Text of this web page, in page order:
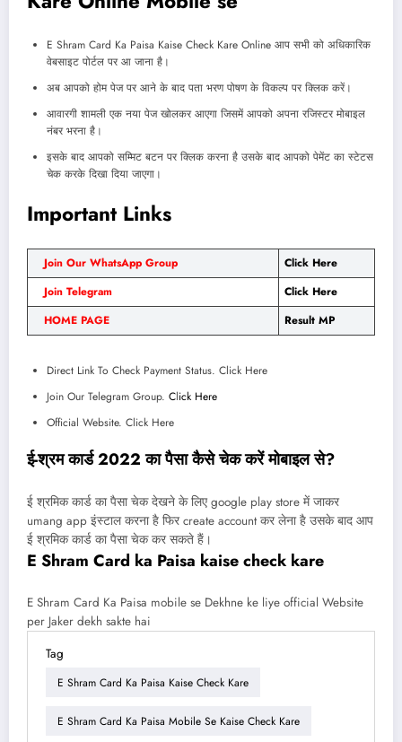
E Shram Card Ka Paisa Kaise Check Kare Online आप सभी को अधिकारिक
वेबसाइट पोर्टल पर आ जाना है।
अब आपको होम पेज पर आने के बाद पता भरण पोषण के विकल्प पर क्लिक करें।
आवारगी शामली एक नया पेज खोलकर आएगा जिसमें आपको अपना रजिस्टर मोबाइल
नंबर भरना है।
इसके बाद आपको सम्मिट बटन पर क्लिक करना है उसके बाद आपको पेमेंट का स्टेटस
चेक करके दिखा दिया जाएगा।
Important Links
Join Our WhatsApp Group
Click Here
Join Telegram
Click Here
HOME PAGE
Result MP
Direct Link To Check Payment Status. Click Here
Join Our Telegram Group. Click Here
Official Website. Click Here
ई-श्रम कार्ड 2022 का पैसा कैसे चेक करें मोबाइल से?
ई श्रमिक कार्ड का पैसा चेक देखने के लिए google play store में जाकर
umang app इंस्टाल करना है फिर create account कर लेना है उसके बाद आप
ई श्रमिक कार्ड का पैसा चेक कर सकते हैं।
E Shram Card ka Paisa kaise check kare
E Shram Card Ka Paisa mobile se Dekhne ke liye official Website
per Jaker dekh sakte hai
Tag
E Shram Card Ka Paisa Kaise Check Kare
E Shram Card Ka Paisa Mobile Se Kaise Check Kare